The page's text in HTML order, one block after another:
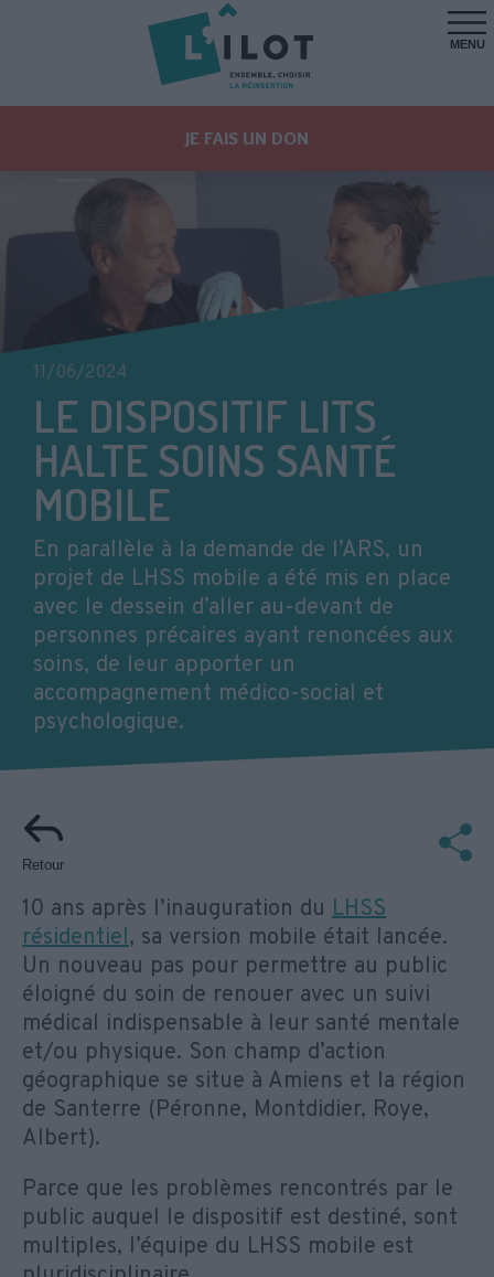
MENU
JE FAIS UN DON
11/06/2024
LE DISPOSITIF LITS
HALTE SOINS SANTÉ
MOBILE
En parallèle à la demande de l’ARS, un
projet de LHSS mobile a été mis en place
avec le dessein d’aller au-devant de
personnes précaires ayant renoncées aux
soins, de leur apporter un
accompagnement médico-social et
psychologique.
Retour
10 ans après l’inauguration du LHSS
résidentiel, sa version mobile était lancée.
Un nouveau pas pour permettre au public
éloigné du soin de renouer avec un suivi
médical indispensable à leur santé mentale
et/ou physique. Son champ d’action
géographique se situe à Amiens et la région
de Santerre (Péronne, Montdidier, Roye,
Albert).
Parce que les problèmes rencontrés par le
public auquel le dispositif est destiné, sont
multiples, l’équipe du LHSS mobile est